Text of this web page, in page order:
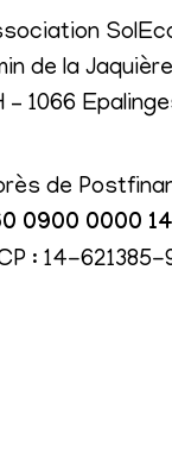
de la
– 1066
de
0900 0000
: 14-621385-